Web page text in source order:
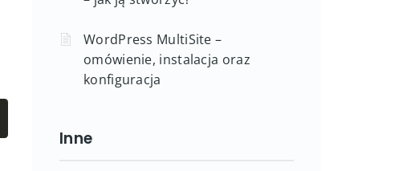
WordPress MultiSite –
omówienie, instalacja oraz
konfiguracja
Inne